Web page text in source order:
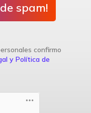
spam!
confirmo
y Política de